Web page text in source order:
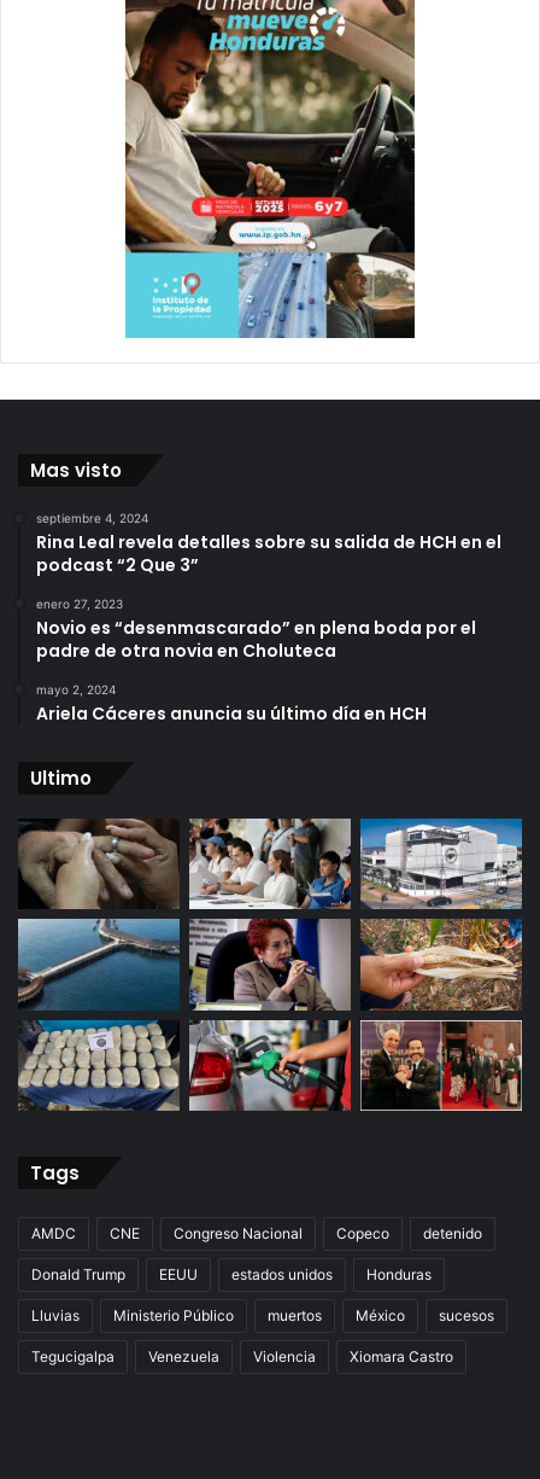
Mas visto
septiembre 4, 2024
Rina Leal revela detalles sobre su salida de HCH en el
podcast “2 Que 3”
enero 27, 2023
Novio es “desenmascarado” en plena boda por el
padre de otra novia en Choluteca
mayo 2, 2024
Ariela Cáceres anuncia su último día en HCH
Ultimo
Tags
AMDC CNE Congreso Nacional Copeco detenido
Donald Trump EEUU estados unidos Honduras
Lluvias Ministerio Público muertos México sucesos
Tegucigalpa Venezuela Violencia Xiomara Castro